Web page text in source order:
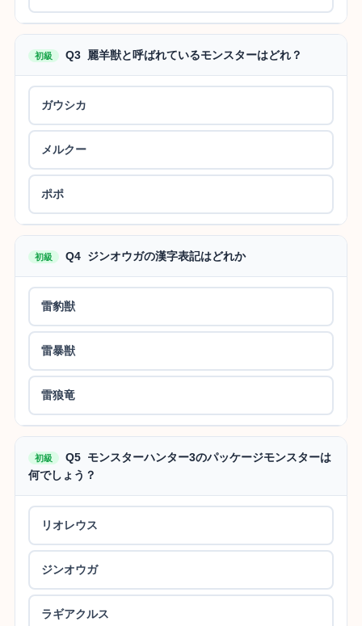
初級 Q3 麗羊獣と呼ばれているモンスターはどれ？
ガウシカ
メルクー
ポポ
初級 Q4 ジンオウガの漢字表記はどれか
雷豹獣
雷暴獣
雷狼竜
初級
Q5 モンスターハンター3のパッケージモンスターは
何でしょう？
リオレウス
ジンオウガ
ラギアクルス